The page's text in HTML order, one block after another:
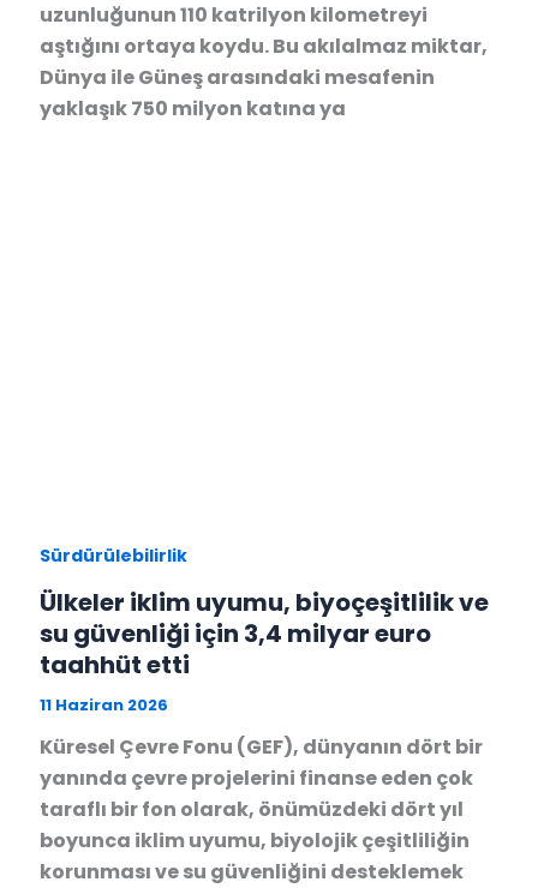
uzunluğunun 110 katrilyon kilometreyi
aştığını ortaya koydu. Bu akılalmaz miktar,
Dünya ile Güneş arasındaki mesafenin
yaklaşık 750 milyon katına ya
Sürdürülebilirlik
Ülkeler iklim uyumu, biyoçeşitlilik ve
su güvenliği için 3,4 milyar euro
taahhüt etti
11 Haziran 2026
Küresel Çevre Fonu (GEF), dünyanın dört bir
yanında çevre projelerini finanse eden çok
taraflı bir fon olarak, önümüzdeki dört yıl
boyunca iklim uyumu, biyolojik çeşitliliğin
korunması ve su güvenliğini desteklemek